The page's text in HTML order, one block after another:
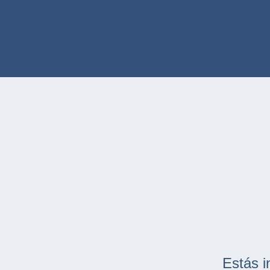
Estás